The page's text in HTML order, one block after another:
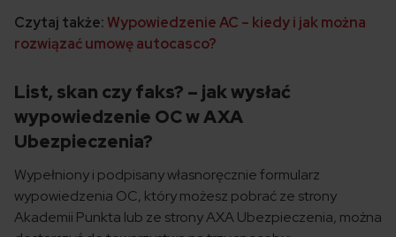
Czytaj także:Wypowiedzenie AC – kiedy i jak można
rozwiązać umowę autocasco?
List, skan czy faks? – jak wysłać
wypowiedzenie OC w AXA
Ubezpieczenia?
Wypełniony i podpisany własnoręcznie formularz
wypowiedzenia OC, który możesz pobrać ze strony
Akademii Punkta lub ze strony AXA Ubezpieczenia, można